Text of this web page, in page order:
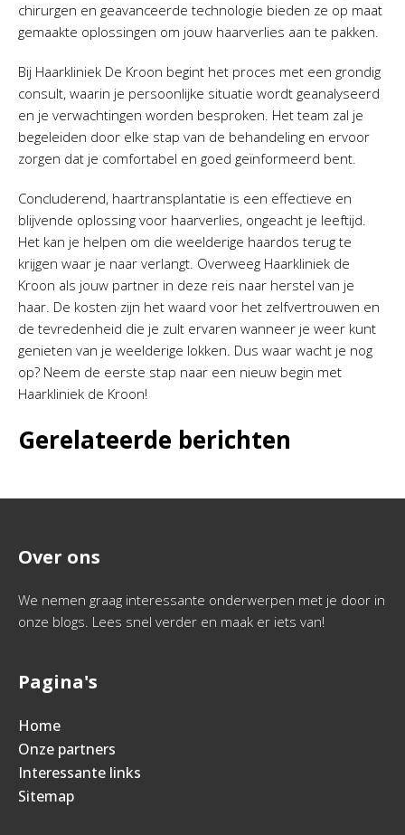
chirurgen en geavanceerde technologie bieden ze op maat
gemaakte oplossingen om jouw haarverlies aan te pakken.
Bij Haarkliniek De Kroon begint het proces met een grondig
consult, waarin je persoonlijke situatie wordt geanalyseerd
en je verwachtingen worden besproken. Het team zal je
begeleiden door elke stap van de behandeling en ervoor
zorgen dat je comfortabel en goed geïnformeerd bent.
Concluderend, haartransplantatie is een effectieve en
blijvende oplossing voor haarverlies, ongeacht je leeftijd.
Het kan je helpen om die weelderige haardos terug te
krijgen waar je naar verlangt. Overweeg Haarkliniek de
Kroon als jouw partner in deze reis naar herstel van je
haar. De kosten zijn het waard voor het zelfvertrouwen en
de tevredenheid die je zult ervaren wanneer je weer kunt
genieten van je weelderige lokken. Dus waar wacht je nog
op? Neem de eerste stap naar een nieuw begin met
Haarkliniek de Kroon!
Gerelateerde berichten
Over ons
We nemen graag interessante onderwerpen met je door in
onze blogs. Lees snel verder en maak er iets van!
Pagina's
Home
Onze partners
Interessante links
Sitemap